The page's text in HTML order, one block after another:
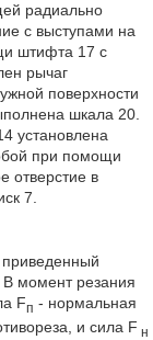
радиально
с выступами на
штифта 17 с
рычаг
поверхности
шкала 20.
установлена
при помощи
отверстие в
7.
момент резания
Fп - нормальная
и сила F н